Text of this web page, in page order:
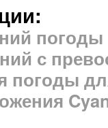
погоды
с
погоды